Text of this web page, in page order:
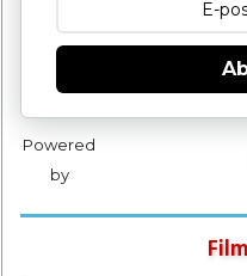
Powered
by